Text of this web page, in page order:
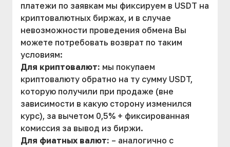
платежи по заявкам мы фиксируем в USDT на
криптовалютных биржах, и в случае
невозможности проведения обмена Вы
можете потребовать возврат по таким
условиям:
Для криптовалют: мы покупаем
криптовалюту обратно на ту сумму USDT,
которую получили при продаже (вне
зависимости в какую сторону изменился
курс), за вычетом 0,5% + фиксированная
комиссия за вывод из биржи.
Для фиатных валют: – аналогично с